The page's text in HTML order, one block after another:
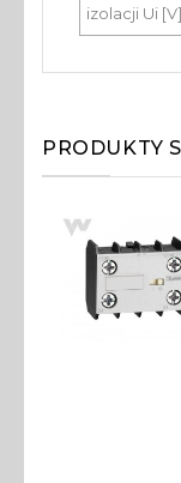
izolacji Ui [V]
PRODUKTY